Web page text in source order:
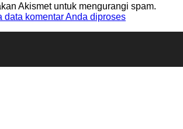
Akismet untuk mengurangi spam.
data komentar Anda diproses